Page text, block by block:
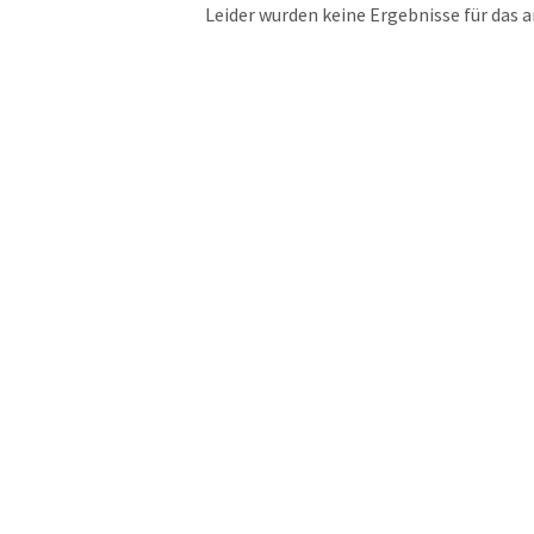
Leider wurden keine Ergebnisse für das